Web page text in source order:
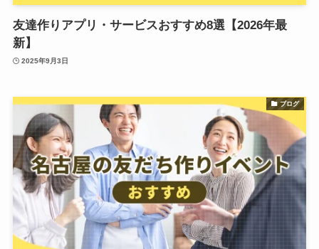
友達作りアプリ・サービスおすすめ8選【2026年最
新】
2025年9月3日
ブログ